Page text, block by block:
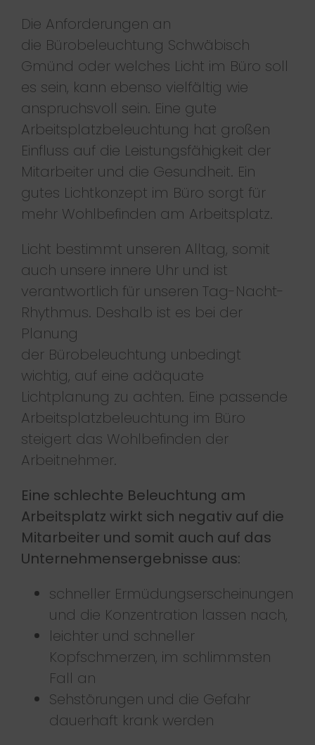
Die Anforderungen an
die Bürobeleuchtung Schwäbisch
Gmünd oder welches Licht im Büro soll
es sein, kann ebenso vielfältig wie
anspruchsvoll sein. Eine gute
Arbeitsplatzbeleuchtung hat großen
Einfluss auf die Leistungsfähigkeit der
Mitarbeiter und die Gesundheit. Ein
gutes Lichtkonzept im Büro sorgt für
mehr Wohlbefinden am Arbeitsplatz.
Licht bestimmt unseren Alltag, somit
auch unsere innere Uhr und ist
verantwortlich für unseren Tag-Nacht-
Rhythmus. Deshalb ist es bei der
Planung
der Bürobeleuchtung unbedingt
wichtig, auf eine adäquate
Lichtplanung zu achten. Eine passende
Arbeitsplatzbeleuchtung im Büro
steigert das Wohlbefinden der
Arbeitnehmer.
Eine schlechte Beleuchtung am
Arbeitsplatz wirkt sich negativ auf die
Mitarbeiter und somit auch auf das
Unternehmensergebnisse aus:
schneller Ermüdungserscheinungen
und die Konzentration lassen nach,
leichter und schneller
Kopfschmerzen, im schlimmsten
Fall an
Sehstörungen und die Gefahr
dauerhaft krank werden